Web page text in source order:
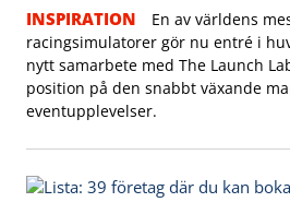
INSPIRATION
En av världens
racingsimulatorer gör nu entré i
nytt samarbete med The Launch
position på den snabbt växande
eventupplevelser.